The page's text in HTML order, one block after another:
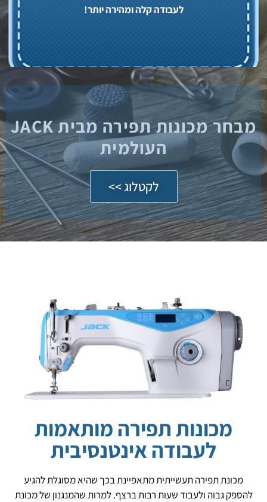
לעבודה קלה ומהירה יותר!
מבחר מכונות תפירה מבית JACK
העולמית
לקטלוג >>
מכונות תפירה מותאמות
לעבודה אינטנסיבית
מכונת תפירה תעשייתית מתאפיינת בכך שהיא מסוגלת להגיע
להספק גבוה ולעבוד שעות רבות ברצף. למרות שהמנגנון של מכונת